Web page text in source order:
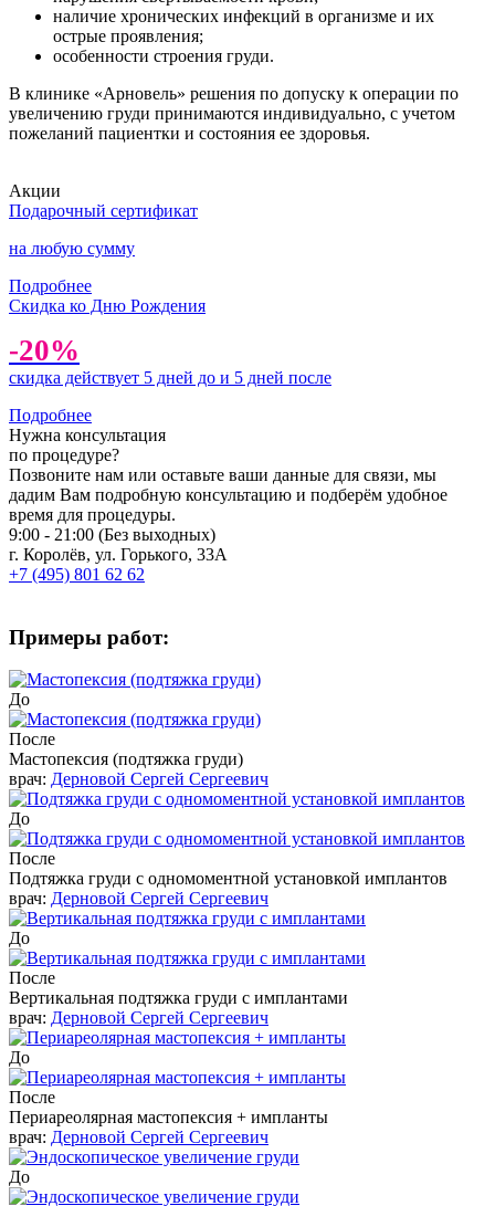
наличие хронических инфекций в организме и их
острые проявления;
особенности строения груди.
В клинике «Арновель» решения по допуску к операции по
увеличению груди принимаются индивидуально, с учетом
пожеланий пациентки и состояния ее здоровья.
Акции
Подарочный сертификат
на любую сумму
Подробнее
Скидка ко Дню Рождения
-20%
скидка действует 5 дней до и 5 дней после
Подробнее
Нужна консультация
по процедуре?
Позвоните нам или оставьте ваши данные для связи, мы
дадим Вам подробную консультацию и подберём удобное
время для процедуры.
9:00 - 21:00 (Без выходных)
г. Королёв, ул. Горького, 33А
+7 (495) 801 62 62
Примеры работ:
До
После
Мастопексия (подтяжка груди)
врач: Дерновой Сергей Сергеевич
До
После
Подтяжка груди с одномоментной установкой имплантов
врач: Дерновой Сергей Сергеевич
До
После
Вертикальная подтяжка груди с имплантами
врач: Дерновой Сергей Сергеевич
До
После
Периареолярная мастопексия + импланты
врач: Дерновой Сергей Сергеевич
До